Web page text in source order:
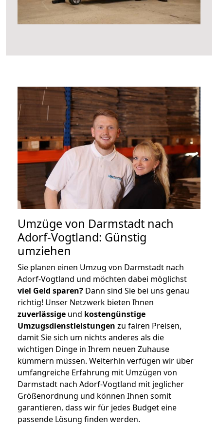
Umzüge von Darmstadt nach
Adorf-Vogtland: Günstig
umziehen
Sie planen einen Umzug von Darmstadt nach
Adorf-Vogtland und möchten dabei möglichst
viel Geld sparen? Dann sind Sie bei uns genau
richtig! Unser Netzwerk bieten Ihnen
zuverlässige und kostengünstige
Umzugsdienstleistungen zu fairen Preisen,
damit Sie sich um nichts anderes als die
wichtigen Dinge in Ihrem neuen Zuhause
kümmern müssen. Weiterhin verfügen wir über
umfangreiche Erfahrung mit Umzügen von
Darmstadt nach Adorf-Vogtland mit jeglicher
Größenordnung und können Ihnen somit
garantieren, dass wir für jedes Budget eine
passende Lösung finden werden.